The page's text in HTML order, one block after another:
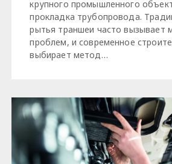
крупного промышленного
прокладка трубопровода.
рытья траншеи часто вызывает
проблем, и современное
выбирает метод…